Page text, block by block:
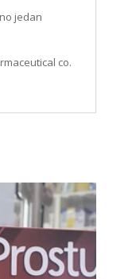
jedan
co.